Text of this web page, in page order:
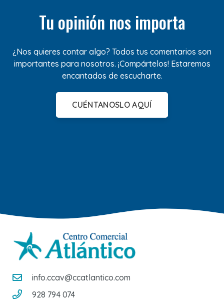
Tu opinión nos importa
¿Nos quieres contar algo? Todos tus comentarios son
importantes para nosotros. ¡Compártelos! Estaremos
encantados de escucharte.
CUÉNTANOSLO AQUÍ
info.ccav@ccatlantico.com
928 794 074